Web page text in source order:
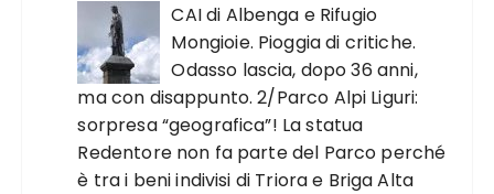
CAI di Albenga e Rifugio
Mongioie. Pioggia di critiche.
Odasso lascia, dopo 36 anni,
ma con disappunto. 2/Parco Alpi Liguri:
sorpresa “geografica”! La statua
Redentore non fa parte del Parco perché
è tra i beni indivisi di Triora e Briga Alta